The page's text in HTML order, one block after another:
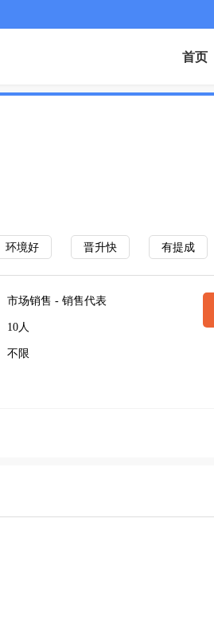
首页
环境好 晋升快 有提成
市场销售 - 销售代表
10人
不限